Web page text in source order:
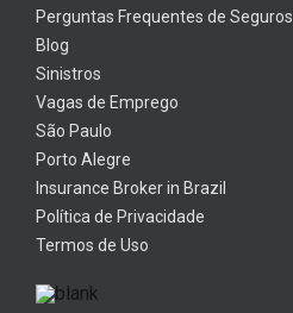
Perguntas Frequentes de Seguros
Blog
Sinistros
Vagas de Emprego
São Paulo
Porto Alegre
Insurance Broker in Brazil
Política de Privacidade
Termos de Uso